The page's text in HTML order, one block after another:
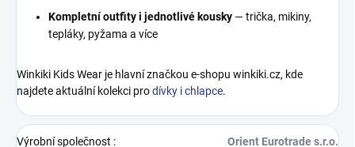
Kompletní outfity i jednotlivé kousky — trička, mikiny,
tepláky, pyžama a více
Winkiki Kids Wear je hlavní značkou e-shopu winkiki.cz, kde
najdete aktuální kolekci prodívky i chlapce.
Výrobní společnost : Orient Eurotrade s.r.o.